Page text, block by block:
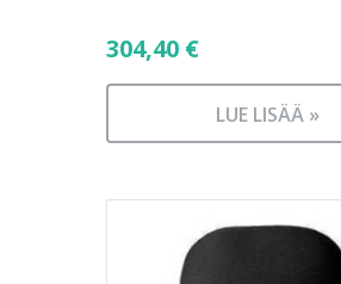
304,40 €
LUE LISÄÄ »